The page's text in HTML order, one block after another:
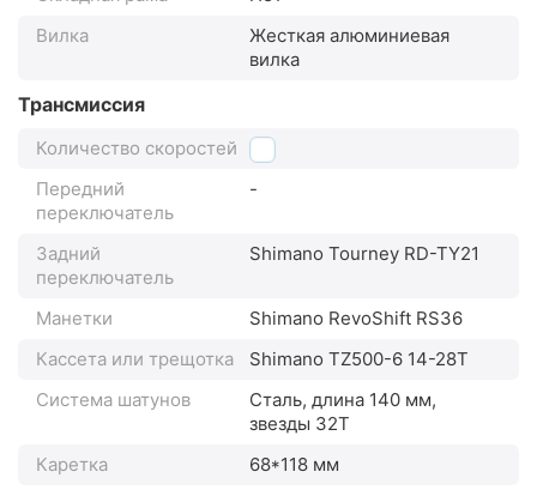
Вилка
Жесткая алюминиевая
вилка
Трансмиссия
Количество скоростей 6
Передний
переключатель
-
Задний
переключатель
Shimano Tourney RD-TY21
Манетки
Shimano RevoShift RS36
Кассета или трещотка
Shimano TZ500-6 14-28T
Система шатунов
Сталь, длина 140 мм,
звезды 32T
Каретка
68*118 мм